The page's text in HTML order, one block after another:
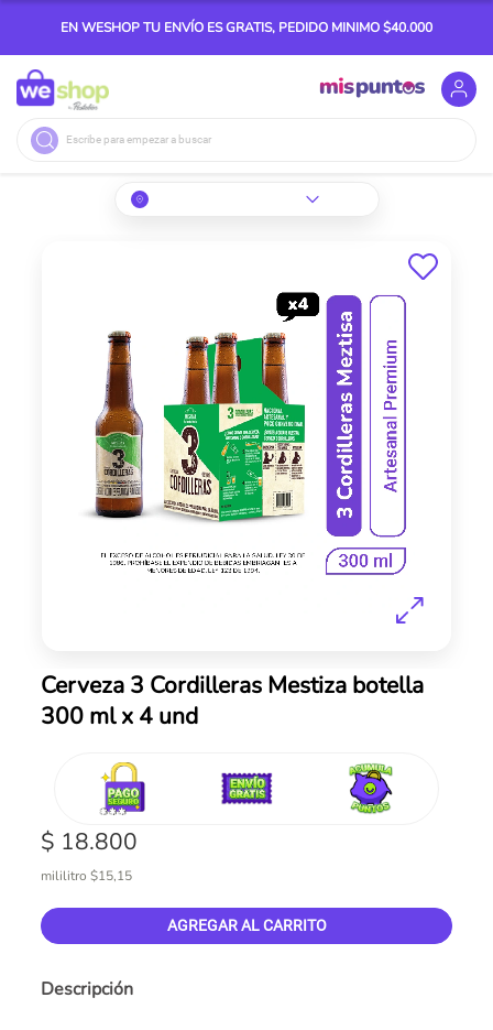
EN WESHOP TU ENVÍO ES GRATIS, PEDIDO MINIMO $40.000
Buscar
Skip
the
gallery
Cerveza 3 Cordilleras Mestiza botella
300 ml x 4 und
Descripción
$ 18.800
mililitro $15,15
AGREGAR AL CARRITO